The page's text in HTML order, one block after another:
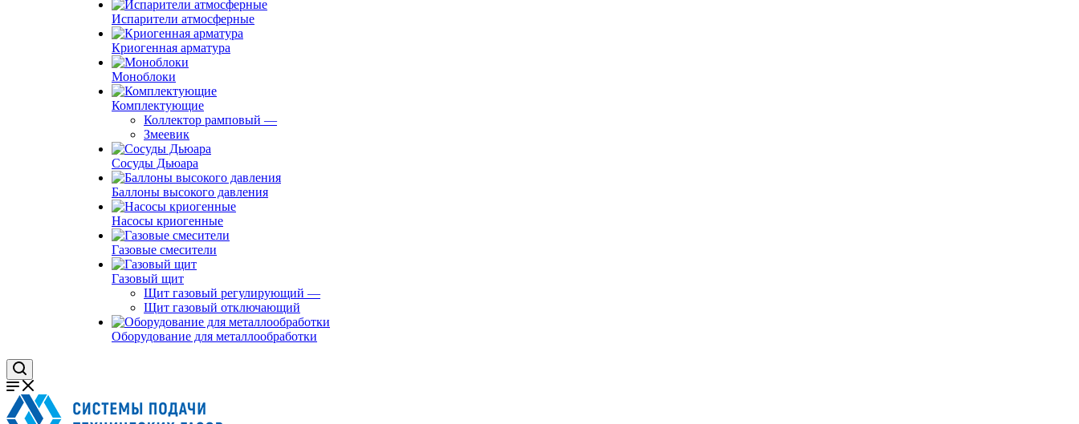
Испарители атмосферные
Криогенная арматура
Моноблоки
Комплектующие
Коллектор рамповый —
Змеевик
Сосуды Дьюара
Баллоны высокого давления
Насосы криогенные
Газовые смесители
Газовый щит
Щит газовый регулирующий —
Щит газовый отключающий
Оборудование для металлообработки